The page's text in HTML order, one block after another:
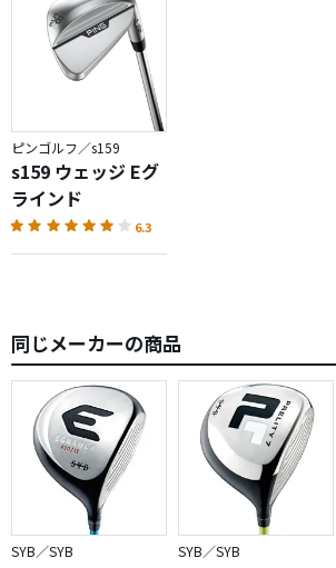
ピンゴルフ／s159
s159 ウェッジ Eグ
ラインド
6.3
同じメーカーの商品
SYB／SYB SYB／SYB